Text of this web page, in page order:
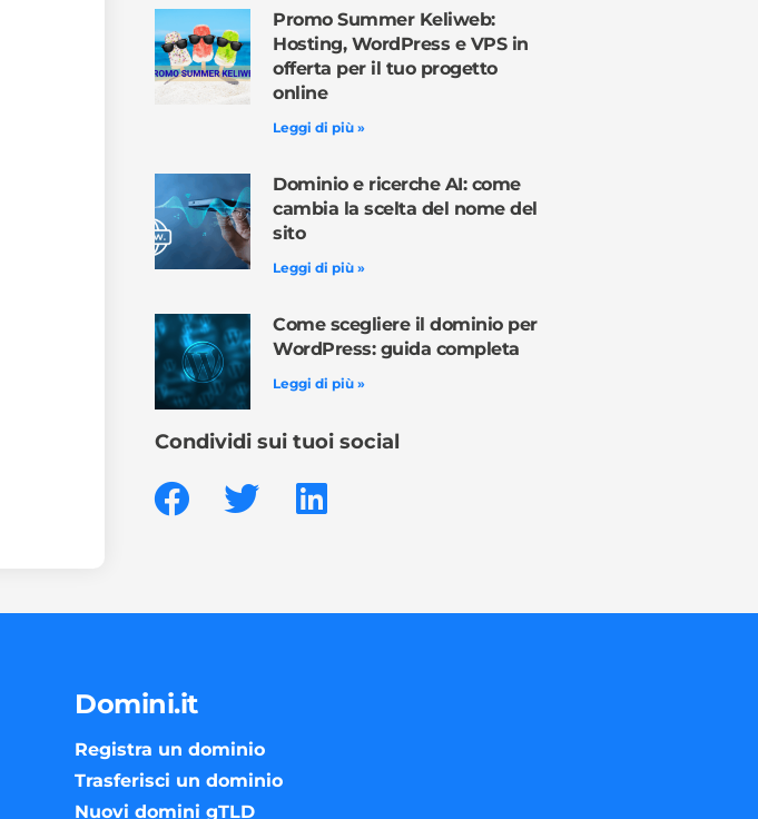
Promo Summer Keliweb:
Hosting, WordPress e VPS in
offerta per il tuo progetto
online
Leggi di più »
Dominio e ricerche AI: come
cambia la scelta del nome del
sito
Leggi di più »
Come scegliere il dominio per
WordPress: guida completa
Leggi di più »
Condividi sui tuoi social
Domini.it
Registra un dominio
Trasferisci un dominio
Nuovi domini gTLD